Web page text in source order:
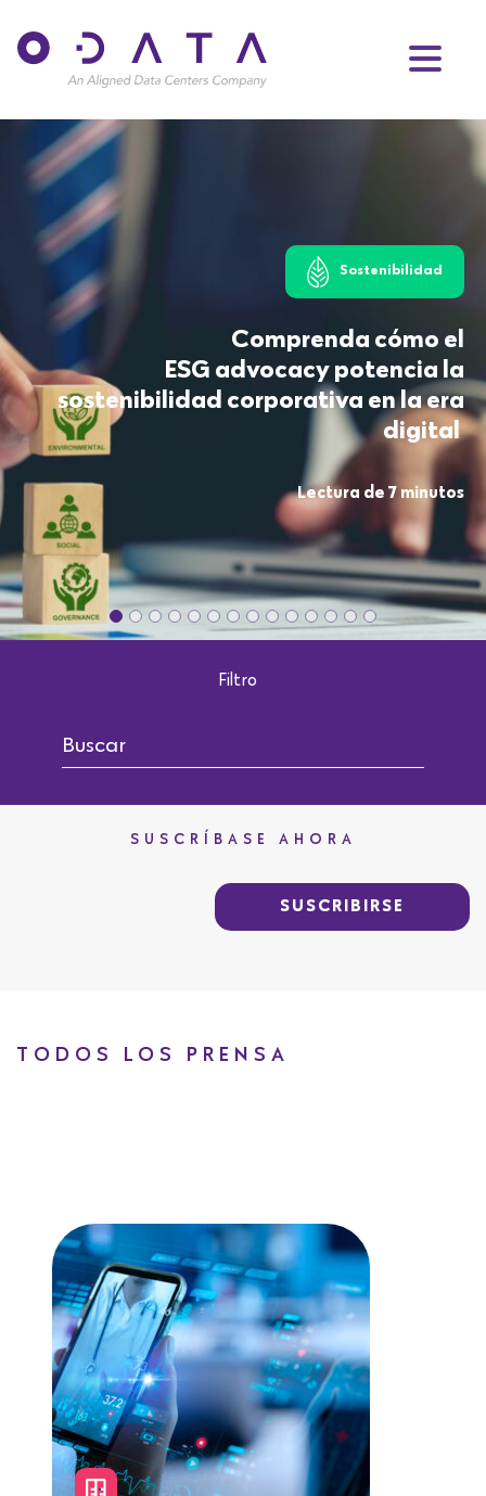
Sostenibilidad
Comprenda cómo el
ESG advocacy potencia la
sostenibilidad corporativa en la era
digital
Lectura de 7 minutos
Filtro
SUSCRÍBASE AHORA
SUSCRIBIRSE
TODOS LOS PRENSA